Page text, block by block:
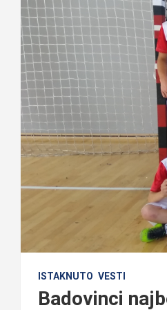
ISTAKNUTO VESTI
Badovinci